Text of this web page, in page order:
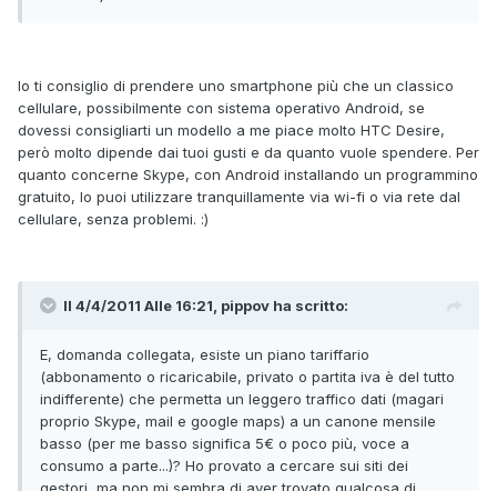
Io ti consiglio di prendere uno smartphone più che un classico
cellulare, possibilmente con sistema operativo Android, se
dovessi consigliarti un modello a me piace molto HTC Desire,
però molto dipende dai tuoi gusti e da quanto vuole spendere. Per
quanto concerne Skype, con Android installando un programmino
gratuito, lo puoi utilizzare tranquillamente via wi-fi o via rete dal
cellulare, senza problemi. :)
Il 4/4/2011 Alle 16:21, pippov ha scritto:
E, domanda collegata, esiste un piano tariffario
(abbonamento o ricaricabile, privato o partita iva è del tutto
indifferente) che permetta un leggero traffico dati (magari
proprio Skype, mail e google maps) a un canone mensile
basso (per me basso significa 5€ o poco più, voce a
consumo a parte...)? Ho provato a cercare sui siti dei